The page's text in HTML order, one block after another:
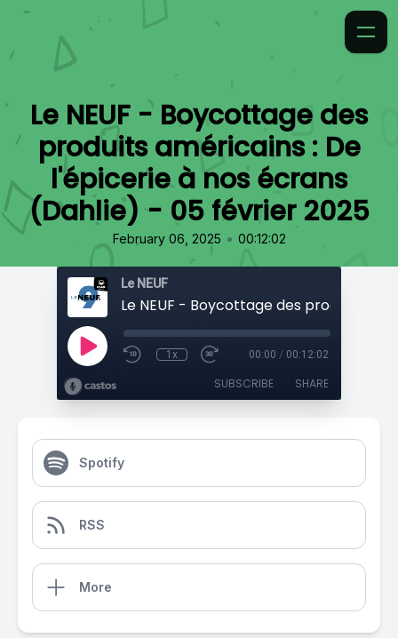
Le NEUF - Boycottage des
produits américains : De
l'épicerie à nos écrans
(Dahlie) - 05 février 2025
February 06, 2025 • 00:12:02
Le NEUF
1x 00:00 / 00:12:02
SUBSCRIBE SHARE
Spotify
RSS
More